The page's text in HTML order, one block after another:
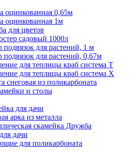
оцинкованная 0,65м
оцинкованная 1м
для цветов
садовый 1000л
подвязок для растений, 1 м
подвязок для растений, 0,67м
для теплицы краб система Т
для теплицы краб система Х
снеговая из поликарбоната
и столы
для дачи
арка из металла
скамейка Дружба
дачи
для поликарбоната